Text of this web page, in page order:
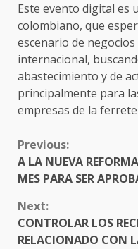
Este evento digital es
colombiano, que
escenario de
internacional,
abastecimiento y de
principalmente para
empresas de la
CONTINUE
READING
Previous:
A LA NUEVA
MES PARA SER
Next:
CONTROLAR LOS
RELACIONADO CON